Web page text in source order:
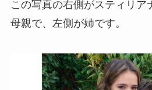
この写真の右側がスティリア
母親で、左側が姉です。